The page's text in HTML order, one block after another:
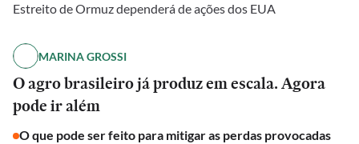
Estreito de Ormuz dependerá de ações dos EUA
MARINA GROSSI
O agro brasileiro já produz em escala. Agora
pode ir além
O que pode ser feito para mitigar as perdas provocadas